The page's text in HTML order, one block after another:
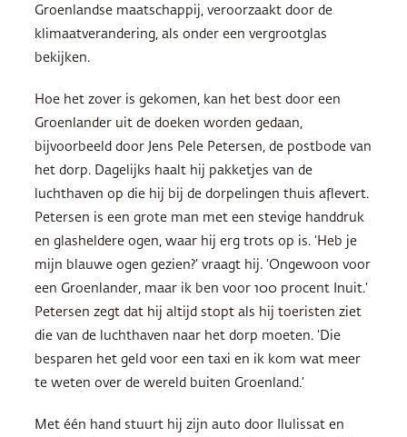
Groenlandse maatschappij, veroorzaakt door de
klimaatverandering, als onder een vergrootglas
bekijken.
Hoe het zover is gekomen, kan het best door een
Groenlander uit de doeken worden gedaan,
bijvoorbeeld door Jens Pele Petersen, de postbode van
het dorp. Dagelijks haalt hij pakketjes van de
luchthaven op die hij bij de dorpelingen thuis aflevert.
Petersen is een grote man met een stevige handdruk
en glasheldere ogen, waar hij erg trots op is. ‘Heb je
mijn blauwe ogen gezien?’ vraagt hij. ‘Ongewoon voor
een Groenlander, maar ik ben voor 100 procent Inuit.’
Petersen zegt dat hij altijd stopt als hij toeristen ziet
die van de luchthaven naar het dorp moeten. ‘Die
besparen het geld voor een taxi en ik kom wat meer
te weten over de wereld buiten Groenland.’
Met één hand stuurt hij zijn auto door Ilulissat en